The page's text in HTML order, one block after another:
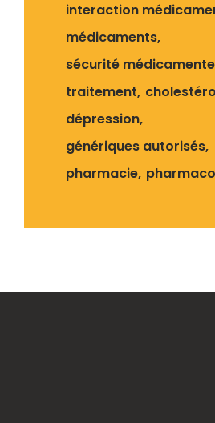
interaction
médicaments
sécurité
traitement
dépression
génériques autorisés
pharmacie